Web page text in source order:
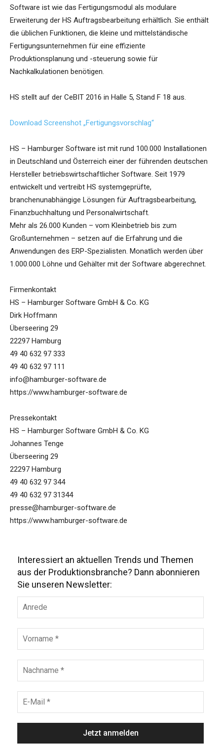
Software ist wie das Fertigungsmodul als modulare
Erweiterung der HS Auftragsbearbeitung erhältlich. Sie enthält
die üblichen Funktionen, die kleine und mittelständische
Fertigungsunternehmen für eine effiziente
Produktionsplanung und -steuerung sowie für
Nachkalkulationen benötigen.
HS stellt auf der CeBIT 2016 in Halle 5, Stand F 18 aus.
Download Screenshot „Fertigungsvorschlag“
HS – Hamburger Software ist mit rund 100.000 Installationen
in Deutschland und Österreich einer der führenden deutschen
Hersteller betriebswirtschaftlicher Software. Seit 1979
entwickelt und vertreibt HS systemgeprüfte,
branchenunabhängige Lösungen für Auftragsbearbeitung,
Finanzbuchhaltung und Personalwirtschaft.
Mehr als 26.000 Kunden – vom Kleinbetrieb bis zum
Großunternehmen – setzen auf die Erfahrung und die
Anwendungen des ERP-Spezialisten. Monatlich werden über
1.000.000 Löhne und Gehälter mit der Software abgerechnet.
Firmenkontakt
HS – Hamburger Software GmbH & Co. KG
Dirk Hoffmann
Überseering 29
22297 Hamburg
49 40 632 97 333
49 40 632 97 111
info@hamburger-software.de
https://www.hamburger-software.de
Pressekontakt
HS – Hamburger Software GmbH & Co. KG
Johannes Tenge
Überseering 29
22297 Hamburg
49 40 632 97 344
49 40 632 97 31344
presse@hamburger-software.de
https://www.hamburger-software.de
Interessiert an aktuellen Trends und Themen
aus der Produktionsbranche? Dann abonnieren
Sie unseren Newsletter: